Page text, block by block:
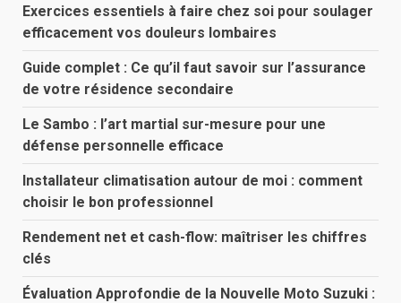
Exercices essentiels à faire chez soi pour soulager
efficacement vos douleurs lombaires
Guide complet : Ce qu’il faut savoir sur l’assurance
de votre résidence secondaire
Le Sambo : l’art martial sur-mesure pour une
défense personnelle efficace
Installateur climatisation autour de moi : comment
choisir le bon professionnel
Rendement net et cash-flow: maîtriser les chiffres
clés
Évaluation Approfondie de la Nouvelle Moto Suzuki :